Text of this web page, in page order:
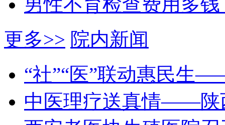
更多>> 院内新闻
“社”“医”联动惠民生
中医理疗送真情——陕